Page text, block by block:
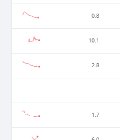
0.8
10.1
2.8
1.7